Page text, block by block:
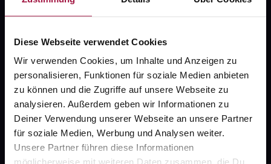
Diese Webseite verwendet Cookies
Wir verwenden Cookies, um Inhalte und Anzeigen zu
personalisieren, Funktionen für soziale Medien anbieten
zu können und die Zugriffe auf unsere Webseite zu
analysieren. Außerdem geben wir Informationen zu
Deiner Verwendung unserer Webseite an unsere Partner
für soziale Medien, Werbung und Analysen weiter.
Unsere Partner führen diese Informationen
Über uns
Karriere